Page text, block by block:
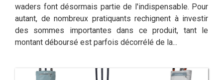
waders font désormais partie de l'indispensable. Pour
autant, de nombreux pratiquants rechignent à investir
des sommes importantes dans ce produit, tant le
montant déboursé est parfois décorrélé de la...